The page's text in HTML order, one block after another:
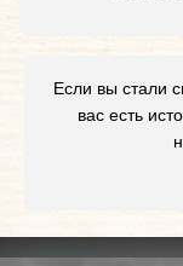
Если вы стали
вас есть